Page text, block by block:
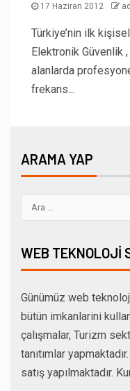
17 Haziran 2012
Türkiye’nin ilk
Elektronik Güvenlik
alanlarda
frekans...
ARAMA YAP
WEB TEKNOLOJI
Günümüz web
bütün imkanlarini
çalışmalar, Turizm
tanıtımlar
satış yapılmaktadır.